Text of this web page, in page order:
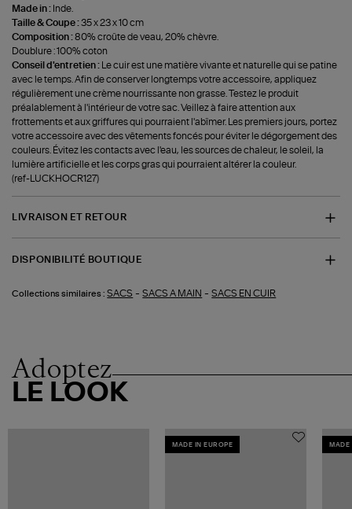
Made in : Inde.
Taille & Coupe :35 x 23 x 10 cm
Composition :80% croûte de veau, 20% chèvre.
Doublure : 100% coton
Conseil d'entretien :
Le cuir est une matière vivante et naturelle qui se patine
avec le temps. Afin de conserver longtemps votre accessoire, appliquez
régulièrement une crème nourrissante non grasse. Testez le produit
préalablement à l'intérieur de votre sac. Veillez à faire attention aux
frottements et aux griffures qui pourraient l'abîmer. Les premiers jours, portez
votre accessoire avec des vêtements foncés pour éviter le dégorgement des
couleurs. Évitez les contacts avec l'eau, les sources de chaleur, le soleil, la
lumière artificielle et les corps gras qui pourraient altérer la couleur.
(ref-LUCKHOCR127)
LIVRAISON ET RETOUR
DISPONIBILITÉ BOUTIQUE
Collections similaires : SACS -SACS A MAIN -SACS EN CUIR
Adoptez
LE LOOK
MADE IN EUROPE MADE